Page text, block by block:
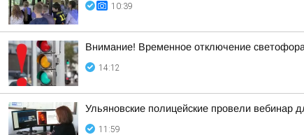
10:39
Внимание! Временное отключение
14:12
Ульяновские полицейские провели вебинар
11:59